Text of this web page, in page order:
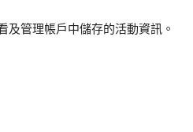
及管理帳戶中儲存的活動資訊。